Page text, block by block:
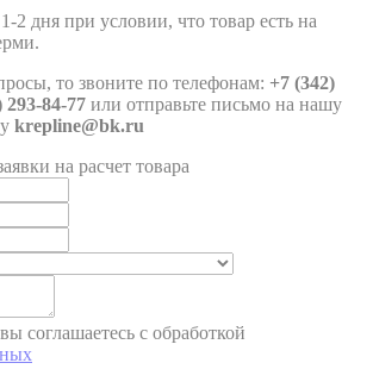
2 дня при условии, что товар есть на
то звоните по телефонам: +7 (342)
293-84-77 или отправьте письмо на нашу
krepline@bk.ru
на расчет товара
соглашаетесь с обработкой